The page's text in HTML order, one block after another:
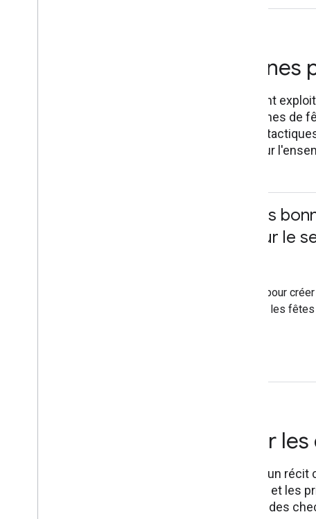
Guide des
Ce guide explique comment
efficacement vos campagnes de
basés sur les données en
idées et des exemples pour
Guide mondial des
pour les fêtes pour le
Utilisez cette présentation pour
for Business efficaces pour les
Pitch deck pour
Cette présentation fournit un
démontrer la valeur unique et les
réussite concrets et créer des